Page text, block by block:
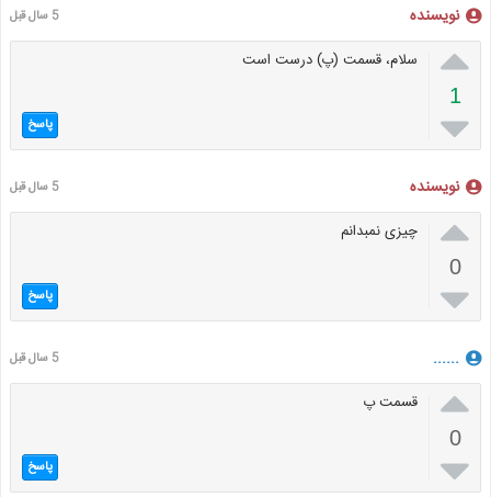
نویسنده 5 سال قبل

1

سلام، قسمت (پ) درست است
پاسخ
نویسنده 5 سال قبل

0

چیزی نمبدانم
پاسخ
...... 5 سال قبل

0

قسمت پ
پاسخ